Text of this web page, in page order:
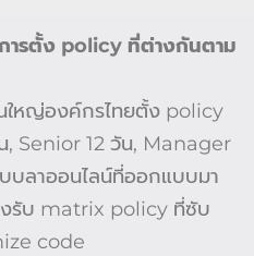
ารตั้ง policy ที่ต่างกันตาม
ใหญ่องค์กรไทยตั้ง policy
, Senior 12 วัน, Manager
บลาออนไลน์ที่ออกแบบมา
รับ matrix policy ที่ซับ
code